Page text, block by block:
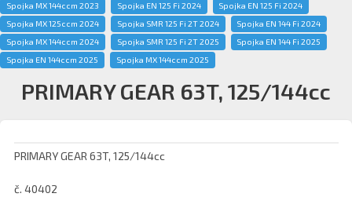
Spojka MX 144ccm 2023
Spojka EN 125 Fi 2024
Spojka EN 125 Fi 2024
Spojka MX 125ccm 2024
Spojka SMR 125 Fi 2T 2024
Spojka EN 144 Fi 2024
Spojka MX 144ccm 2024
Spojka SMR 125 Fi 2T 2025
Spojka EN 144 Fi 2025
Spojka EN 144ccm 2025
Spojka MX 144ccm 2025
PRIMARY GEAR 63T, 125/144cc
PRIMARY GEAR 63T, 125/144cc
č. 40402